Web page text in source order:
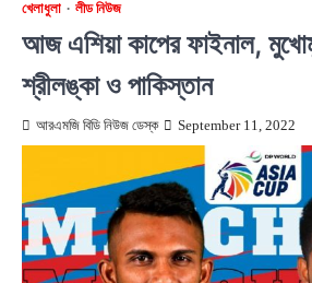
খেলাধুলা লীড নিউজ
আজ এশিয়া কাপের ফাইনাল,
শ্রীলঙ্কা ও পাকিস্তান
আরএমজি বিডি নিউজ ডেস্ক September 11, 2022